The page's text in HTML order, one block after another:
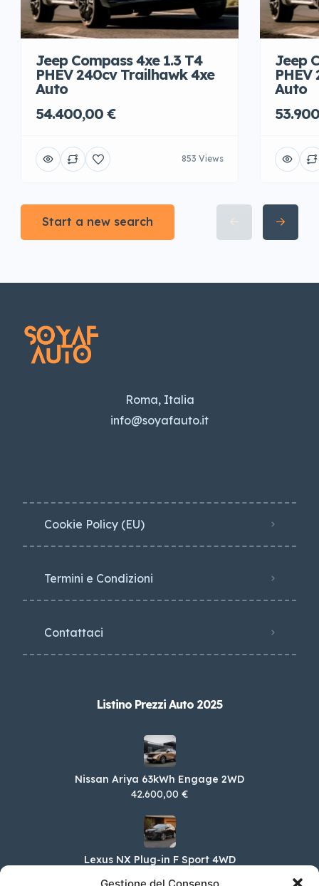
Gestione del Consenso
Jeep Compass 4xe 1.3 T4
PHEV 240cv Trailhawk 4xe
Auto
54.400,00 €
853 Views
Jeep
Auto
Start a new search
Roma, Italia
info@soyafauto.it
Cookie Policy (EU)
Termini e Condizioni
Contattaci
Listino Prezzi Auto 2025
Nissan Ariya 63kWh Engage 2WD
42.600,00 €
Lexus NX Plug-in F Sport 4WD